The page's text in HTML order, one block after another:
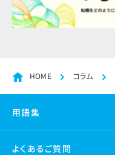
HOME コラム
用語集
よくあるご質問